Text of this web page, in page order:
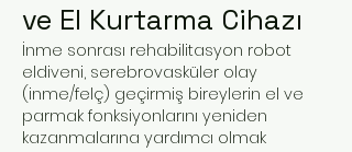
ve El Kurtarma Cihazı
İnme sonrası rehabilitasyon robot
eldiveni, serebrovasküler olay
(inme/felç) geçirmiş bireylerin el ve
parmak fonksiyonlarını yeniden
kazanmalarına yardımcı olmak